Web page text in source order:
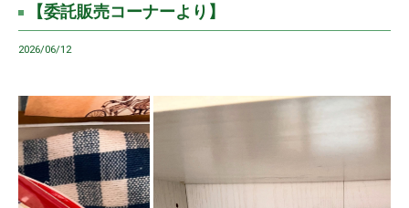
【委託販売コーナーより】
2026/06/12